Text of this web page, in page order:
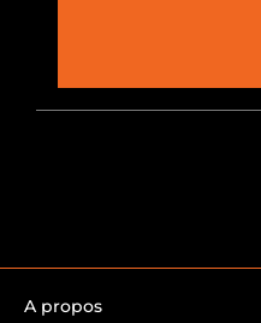
A propos